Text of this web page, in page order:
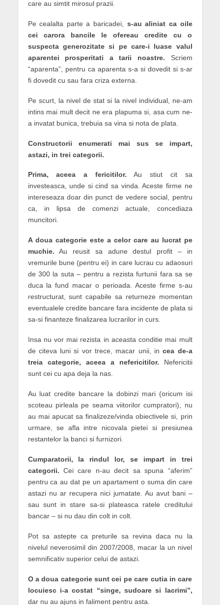
care au simtit mirosul prazii.
Pe cealalta parte a baricadei, s-au aliniat ca oile
cei carora bancile le ofereau credite cu o
suspecta generozitate si pe care-i luase valul
aparentei prosperitati a tarii noastre. Scriem
“aparenta”, pentru ca aparenta s-a si dovedit si s-ar
fi dovedit cu sau fara criza externa.
Pe scurt, la nivel de stat si la nivel individual, ne-am
intins mai mult decit ne era plapuma si, asa cum ne-
a invatat bunica, trebuia sa vina si nota de plata.
Constructorii enumerati mai sus se impart,
astazi, in trei categorii.
Prima, aceea a fericitilor. Au stiut cit sa
investeasca, unde si cind sa vinda. Aceste firme ne
intereseaza doar din punct de vedere social, pentru
ca, in lipsa de comenzi actuale, concediaza
muncitori.
A doua categorie este a celor care au lucrat pe
muchie. Au reusit sa adune destul profit – in
vremurile bune (pentru ei) in care lucrau cu adaosuri
de 300 la suta – pentru a rezista furtunii fara sa se
duca la fund macar o perioada. Aceste firme s-au
restructurat, sunt capabile sa returneze momentan
eventualele credite bancare fara incidente de plata si
sa-si finanteze finalizarea lucrarilor in curs.
Insa nu vor mai rezista in aceasta conditie mai mult
de citeva luni si vor trece, macar unii, incea de-a
treia categorie, aceea a nefericitilor. Nefericitii
sunt cei cu apa deja la nas.
Au luat credite bancare la dobinzi mari (oricum isi
scoteau pirleala pe seama viitorilor cumpratori), nu
au mai apucat sa finalizeze/vinda obiectivele si, prin
urmare, se afla intre nicovala pietei si presiunea
restantelor la banci si furnizori.
Cumparatorii, la rindul lor, se impart in trei
categorii. Cei care n-au decit sa spuna “aferim”
pentru ca au dat pe un apartament o suma din care
astazi nu ar recupera nici jumatate. Au avut bani –
sau sunt in stare sa-si plateasca ratele creditului
bancar – si nu dau din colt in colt.
Pot sa astepte ca preturile sa revina daca nu la
nivelul neverosimil din 2007/2008, macar la un nivel
semnificativ superior celui de astazi.
O a doua categorie sunt cei pe care cutia in care
locuiesc i-a costat “singe, sudoare si lacrimi”,
dar nu au ajuns in faliment pentru asta.